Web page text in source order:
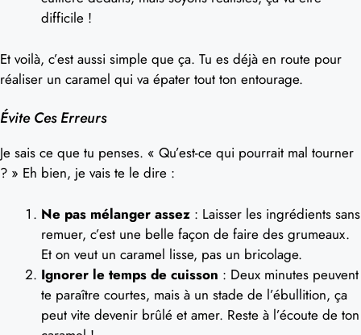
difficile !
Et voilà, c’est aussi simple que ça. Tu es déjà en route pour
réaliser un caramel qui va épater tout ton entourage.
Évite Ces Erreurs
Je sais ce que tu penses. « Qu’est-ce qui pourrait mal tourner
? » Eh bien, je vais te le dire :
Ne pas mélanger assez : Laisser les ingrédients sans
remuer, c’est une belle façon de faire des grumeaux.
Et on veut un caramel lisse, pas un bricolage.
Ignorer le temps de cuisson : Deux minutes peuvent
te paraître courtes, mais à un stade de l’ébullition, ça
peut vite devenir brûlé et amer. Reste à l’écoute de ton